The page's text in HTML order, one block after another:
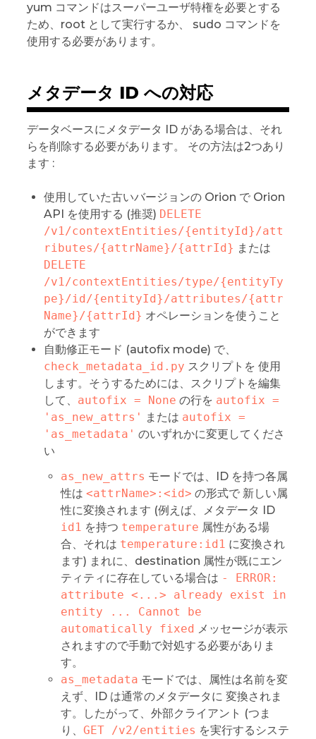
yum コマンドはスーパーユーザ特権を必要とする
ため、root として実行するか、 sudo コマンドを
使用する必要があります。
メタデータ ID への対応
データベースにメタデータ ID がある場合は、それ
らを削除する必要があります。 その方法は2つあり
ます :
使用していた古いバージョンの Orion で Orion
API を使用する (推奨) DELETE
/v1/contextEntities/{entityId}/att
ributes/{attrName}/{attrId} または
DELETE
/v1/contextEntities/type/{entityTy
pe}/id/{entityId}/attributes/{attr
Name}/{attrId} オペレーションを使うこと
ができます
自動修正モード (autofix mode) で、
check_metadata_id.py スクリプトを 使用
します。そうするためには、スクリプトを編集
して、 autofix = None の行を autofix =
'as_new_attrs' または autofix =
'as_metadata' のいずれかに変更してくださ
い
as_new_attrs モードでは、ID を持つ各属
性は <attrName>:<id> の形式で 新しい属
性に変換されます (例えば、メタデータ ID
id1 を持つ temperature 属性がある場
合、それは temperature:id1 に変換され
ます) まれに、destination 属性が既にエン
ティティに存在している場合は - ERROR:
attribute <...> already exist in
entity ... Cannot be
automatically fixed メッセージが表示
されますので手動で対処する必要がありま
す。
as_metadata モードでは、属性は名前を変
えず、ID は通常のメタデータに 変換されま
す。したがって、外部クライアント (つま
り、 GET /v2/entities を実行するシステ